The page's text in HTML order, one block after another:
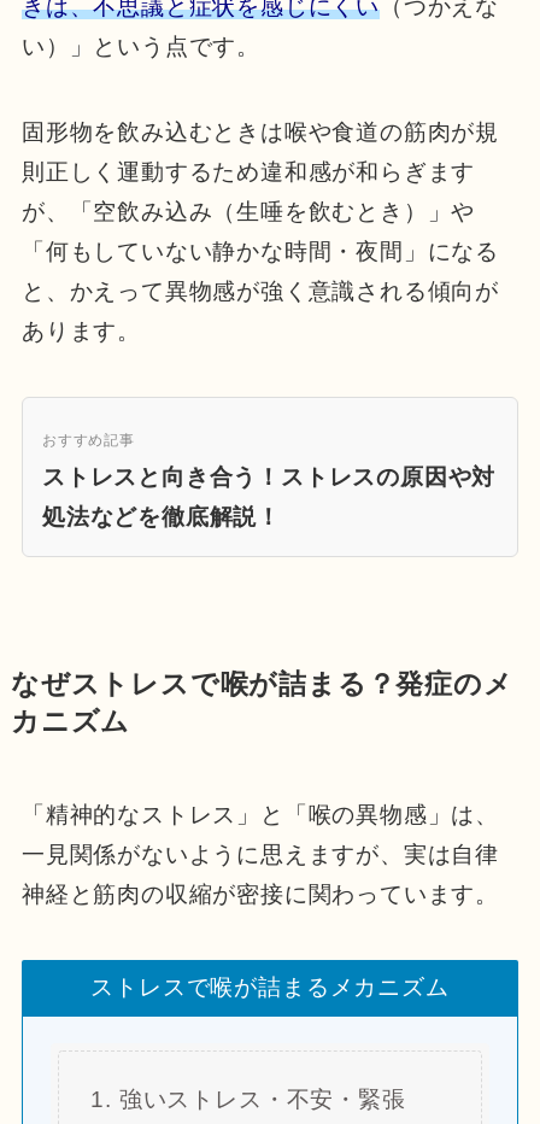
きは、不思議と症状を感じにくい （つかえな
い）」という点です。
固形物を飲み込むときは喉や食道の筋肉が規
則正しく運動するため違和感が和らぎます
が、「空飲み込み（生唾を飲むとき）」や
「何もしていない静かな時間・夜間」になる
と、かえって異物感が強く意識される傾向が
あります。
おすすめ記事
ストレスと向き合う！ストレスの原因や対
処法などを徹底解説！
なぜストレスで喉が詰まる？発症のメ
カニズム
「精神的なストレス」と「喉の異物感」は、
一見関係がないように思えますが、実は自律
神経と筋肉の収縮が密接に関わっています。
ストレスで喉が詰まるメカニズム
強いストレス・不安・緊張